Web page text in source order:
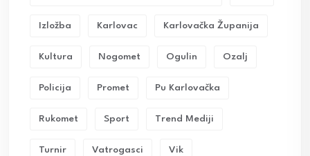
Izložba Karlovac Karlovačka Županija
Kultura Nogomet Ogulin Ozalj
Policija Promet Pu Karlovačka
Rukomet Sport Trend Mediji
Turnir Vatrogasci Vik